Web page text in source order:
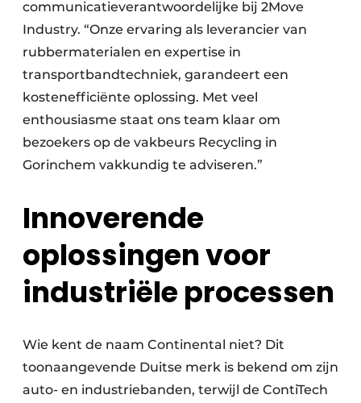
communicatie­verantwoordelijke bij 2Move
Industry. “Onze ervaring als leverancier van
rubber­materialen en expertise in
transportband­techniek, garandeert een
kostenefficiënte oplossing. Met veel
enthousiasme staat ons team klaar om
bezoekers op de vakbeurs Recycling in
Gorinchem vakkundig te adviseren.”
Innoverende
oplossingen voor
industriële processen
Wie kent de naam Continental niet? Dit
toonaangevende Duitse merk is bekend om zijn
auto- en industriebanden, terwijl de ContiTech